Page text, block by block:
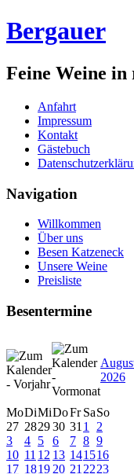
Bergauer
Feine Weine
Anfahrt
Impressum
Kontakt
Gästebuch
Navigation
Willkommen
Über uns
Besen Katzeneck
Unsere Weine
Preisliste
Besentermine
2026
MoDiMiDoFr SaSo
27 282930 31 1
2
3
4 5 6 7 8 9
10 11 12 13 141516
17 1819 20 21 2223